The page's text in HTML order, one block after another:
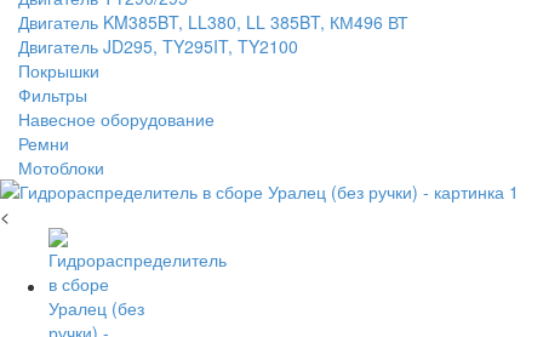
Двигатель KM385BT, LL380, LL 385BT, КМ496 ВТ
Двигатель JD295, TY295IT, TY2100
Покрышки
Фильтры
Навесное оборудование
Ремни
Мотоблоки
<